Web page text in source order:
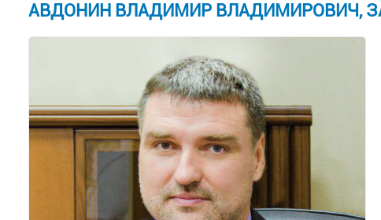
АВДОНИН ВЛАДИМИР ВЛАДИМИРОВИЧ,